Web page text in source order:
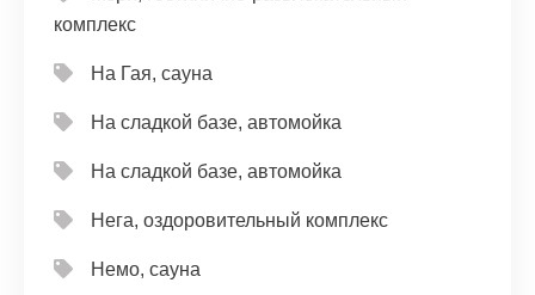
комплекс
На Гая, сауна
На сладкой базе, автомойка
На сладкой базе, автомойка
Нега, оздоровительный комплекс
Немо, сауна